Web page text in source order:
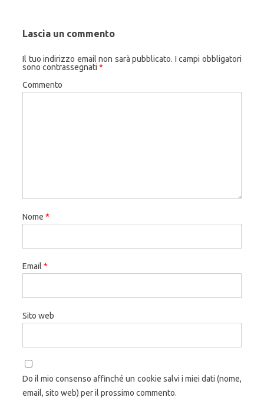
Lascia un commento
Il tuo indirizzo email non sarà pubblicato. I campi obbligatori
sono contrassegnati *
Commento
Nome *
Email *
Sito web
Do il mio consenso affinché un cookie salvi i miei dati (nome,
email, sito web) per il prossimo commento.